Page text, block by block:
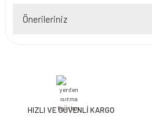
Önerileriniz
iletebilirsiniz.
Görüş ve önerileriniz için teşekkür ederiz.
HIZLI VE GÜVENLİ KARGO